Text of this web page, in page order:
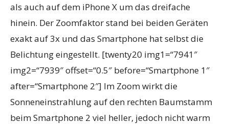
als auch auf dem iPhone X um das dreifache
hinein. Der Zoomfaktor stand bei beiden Geräten
exakt auf 3x und das Smartphone hat selbst die
Belichtung eingestellt. [twenty20 img1=“7941″
img2=“7939″ offset=“0.5″ before=“Smartphone 1″
after=“Smartphone 2″] Im Zoom wirkt die
Sonneneinstrahlung auf den rechten Baumstamm
beim Smartphone 2 viel heller, jedoch nicht warm